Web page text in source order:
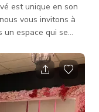
est unique en son
vous invitons à
un espace qui se
avec un véritable
jour. Notre
événements,
nos invités. Nous